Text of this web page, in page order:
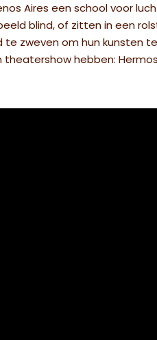
Aires een school voor
blind, of zitten in een
zweven om hun kunsten
theatershow hebben: